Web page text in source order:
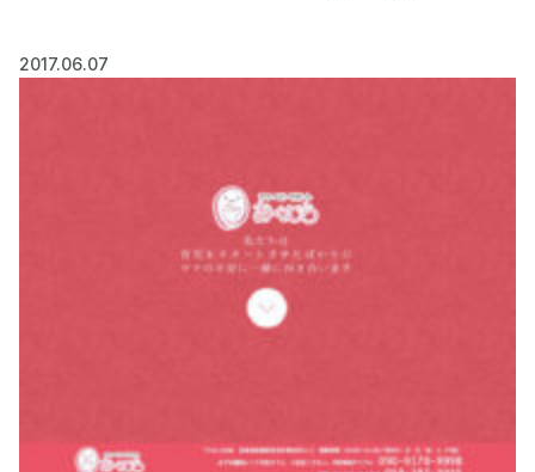
2017.06.07